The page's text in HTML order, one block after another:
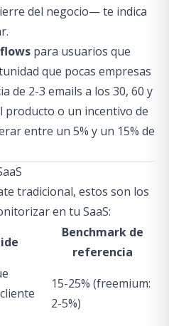
del negocio— te indica
para usuarios que
que pocas empresas
de 2-3 emails a los 30, 60 y
producto o un incentivo de
entre un 5% y un 15% de
tradicional, estos son los
en tu SaaS:
Benchmark de
referencia
15-25% (freemium:
2-5%)